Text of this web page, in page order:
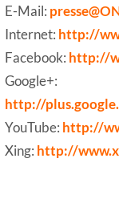
E-Mail:
Internet: http://
Facebook: http://
Google+:
http://
YouTube: http://
Xing: http://